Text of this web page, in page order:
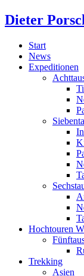
Dieter
Start
News
Expeditionen
Hochtouren
Trekking
Asien